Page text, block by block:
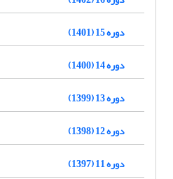
دوره 15 (1401)
دوره 14 (1400)
دوره 13 (1399)
دوره 12 (1398)
دوره 11 (1397)